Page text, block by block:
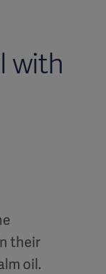
with
their
oil.